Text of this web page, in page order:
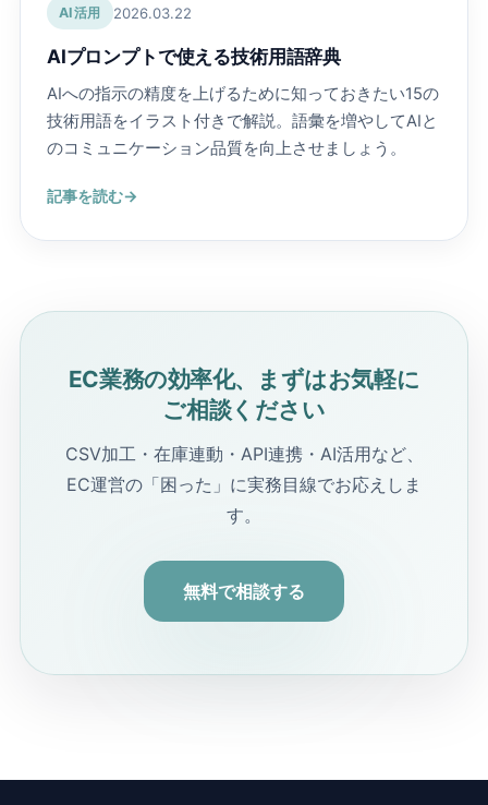
AI活用 2026.03.22
AIプロンプトで使える技術用語辞典
AIへの指示の精度を上げるために知っておきたい15の
技術用語をイラスト付きで解説。語彙を増やしてAIと
のコミュニケーション品質を向上させましょう。
記事を読む
EC業務の効率化、まずはお気軽に
ご相談ください
CSV加工・在庫連動・API連携・AI活用など、
EC運営の「困った」に実務目線でお応えしま
す。
無料で相談する